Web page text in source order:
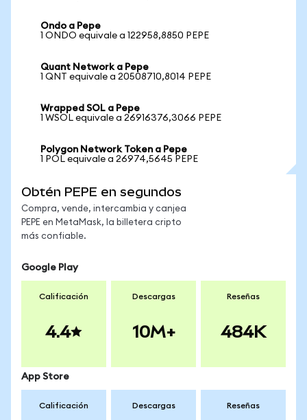
Ondo a Pepe
1 ONDO equivale a 122958,8850 PEPE
Quant Network a Pepe
1 QNT equivale a 20508710,8014 PEPE
Wrapped SOL a Pepe
1 WSOL equivale a 26916376,3066 PEPE
Polygon Network Token a Pepe
1 POL equivale a 26974,5645 PEPE
Obtén PEPE en segundos
Compra, vende, intercambia y canjea
PEPE en MetaMask, la billetera cripto
más confiable.
Google Play
Calificación
4.4
Descargas
10M+
Reseñas
484K
App Store
Calificación Descargas Reseñas